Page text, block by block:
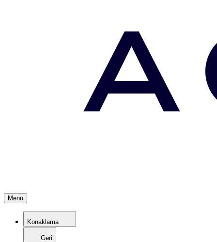
Menü
Konaklama
Geri